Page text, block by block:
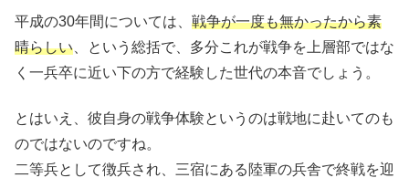
平成の30年間については、 戦争が一度も無かったから素
晴らしい 、という総括で、多分これが戦争を上層部ではな
く一兵卒に近い下の方で経験した世代の本音でしょう。
とはいえ、彼自身の戦争体験というのは戦地に赴いてのも
のではないのですね。
二等兵として徴兵され、三宿にある陸軍の兵舎で終戦を迎